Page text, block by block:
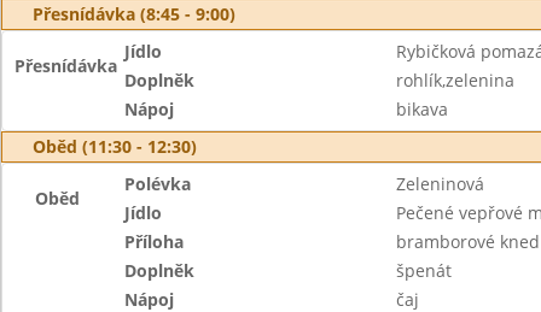
Přesnídávka (8:45 - 9:00)
Přesnídávka
Jídlo
Rybičková
Doplněk
rohlík,zelenina
Nápoj
bikava
Oběd (11:30 - 12:30)
Oběd
Polévka
Zeleninová
Jídlo
Pečené vepřové
Příloha
bramborové
Doplněk
špenát
Nápoj
čaj